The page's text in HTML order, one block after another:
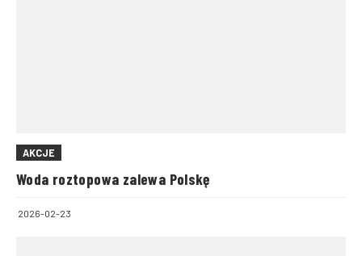
AKCJE
Woda roztopowa zalewa Polskę
2026-02-23